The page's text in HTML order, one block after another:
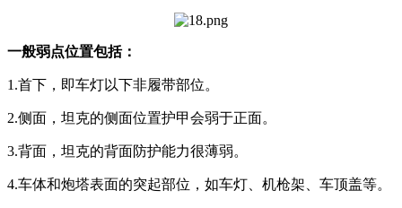
一般弱点位置包括：
1.首下，即车灯以下非履带部位。
2.侧面，坦克的侧面位置护甲会弱于正面。
3.背面，坦克的背面防护能力很薄弱。
4.车体和炮塔表面的突起部位，如车灯、机枪架、车顶盖等。